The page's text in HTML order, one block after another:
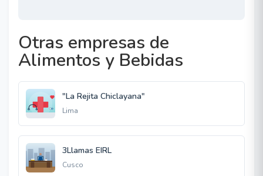
Otras empresas de
Alimentos y Bebidas
"La Rejita Chiclayana"
Lima
3Llamas EIRL
Cusco